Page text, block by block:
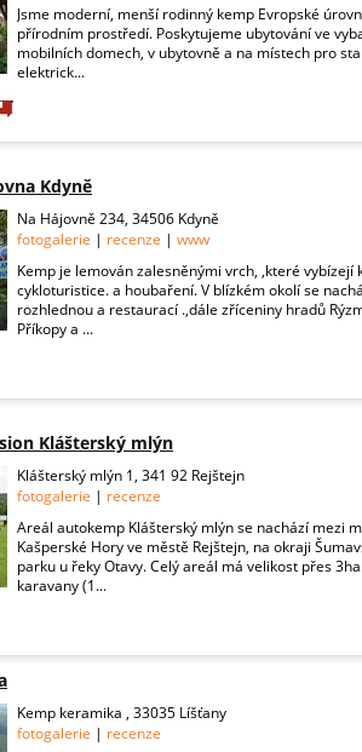
Jsme moderní, menší rodinný kemp Evropské
přírodním prostředí. Poskytujeme ubytování ve
mobilních domech, v ubytovně a na místech pro
elektrick...
Kdyně
Na Hájovně 234, 34506 Kdyně
fotogalerie | recenze | www
Kemp je lemován zalesněnými vrch, ,které vybízejí
cykloturistice. a houbaření. V blízkém okolí se
rozhlednou a restaurací .,dále zříceniny hradů
Příkopy a ...
Klášterský mlýn
Klášterský mlýn 1, 341 92 Rejštejn
fotogalerie | recenze
Areál autokemp Klášterský mlýn se nachází mezi
Kašperské Hory ve městě Rejštejn, na okraji
parku u řeky Otavy. Celý areál má velikost přes
karavany (1...
Kemp keramika , 33035 Líšťany
fotogalerie | recenze